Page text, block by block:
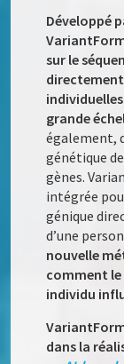
Développé
sur le
grande
également,
génétique
gènes.
intégrée
génique
d’une
nouvelle
comment le
individu
dans la